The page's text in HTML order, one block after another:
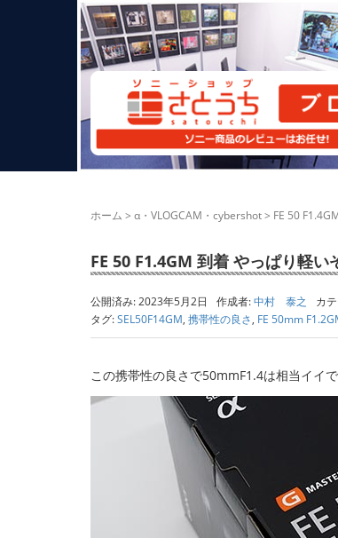
ホーム > α・VLOGCAM・cybershot> FE 50
FE 50 F1.4GM 到着 やっぱり軽
公開済み: 2023年5月2日 作成者:中村 泰之 カ
タグ:SEL50F14GM, 携帯性の良さ, FE 50mm
この携帯性の良さで50mmF1.4は相当イイ